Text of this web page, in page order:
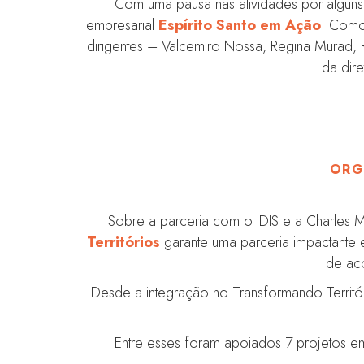
empresarial Espírito Santo em Ação.
dirigentes – Valcemiro Nossa, Regina
da
Sobre a parceria com o IDIS e a Charles
Territórios garante uma parceria
de
Desde a integração no Transformando
Entre esses foram apoiados 7 projetos